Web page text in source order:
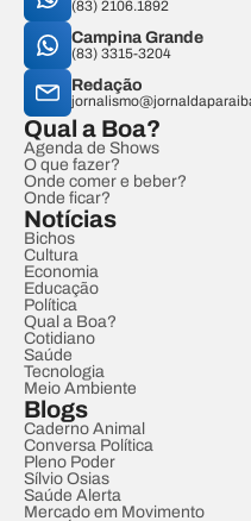
(83) 2106.1892
Campina Grande
(83) 3315-3204
Redação
Qual a Boa?
Agenda de Shows
O que fazer?
Onde comer e beber?
Onde ficar?
Notícias
Bichos
Cultura
Economia
Educação
Política
Qual a Boa?
Cotidiano
Saúde
Tecnologia
Meio Ambiente
Blogs
Caderno Animal
Conversa Política
Pleno Poder
Sílvio Osias
Saúde Alerta
Mercado em Movimento